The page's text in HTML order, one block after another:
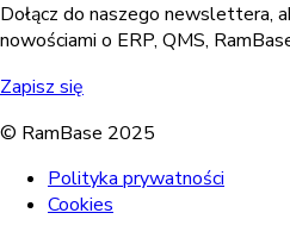
Dołącz do naszego newslettera,
nowościami o ERP, QMS,
Zapisz się
© RamBase 2025
Polityka prywatności
Cookies